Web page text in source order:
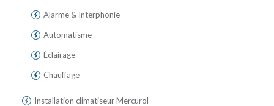
Alarme & Interphonie
Automatisme
Éclairage
Chauffage
Installation climatiseur Mercurol